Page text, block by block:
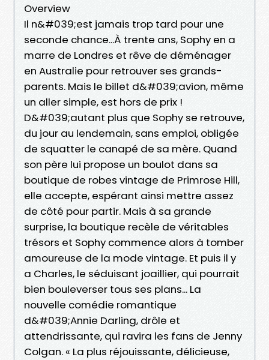
Overview
Il n&#039;est jamais trop tard pour une
seconde chance...À trente ans, Sophy en a
marre de Londres et rêve de déménager
en Australie pour retrouver ses grands-
parents. Mais le billet d&#039;avion, même
un aller simple, est hors de prix !
D&#039;autant plus que Sophy se retrouve,
du jour au lendemain, sans emploi, obligée
de squatter le canapé de sa mère. Quand
son père lui propose un boulot dans sa
boutique de robes vintage de Primrose Hill,
elle accepte, espérant ainsi mettre assez
de côté pour partir. Mais à sa grande
surprise, la boutique recèle de véritables
trésors et Sophy commence alors à tomber
amoureuse de la mode vintage. Et puis il y
a Charles, le séduisant joaillier, qui pourrait
bien bouleverser tous ses plans... La
nouvelle comédie romantique
d&#039;Annie Darling, drôle et
attendrissante, qui ravira les fans de Jenny
Colgan. « La plus réjouissante, délicieuse,